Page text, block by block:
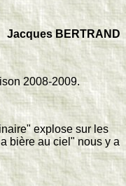
Jacques BERTRAND
2008-2009.
explose sur les
bière au ciel" nous y a